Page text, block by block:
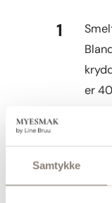
Samtykke
er
du